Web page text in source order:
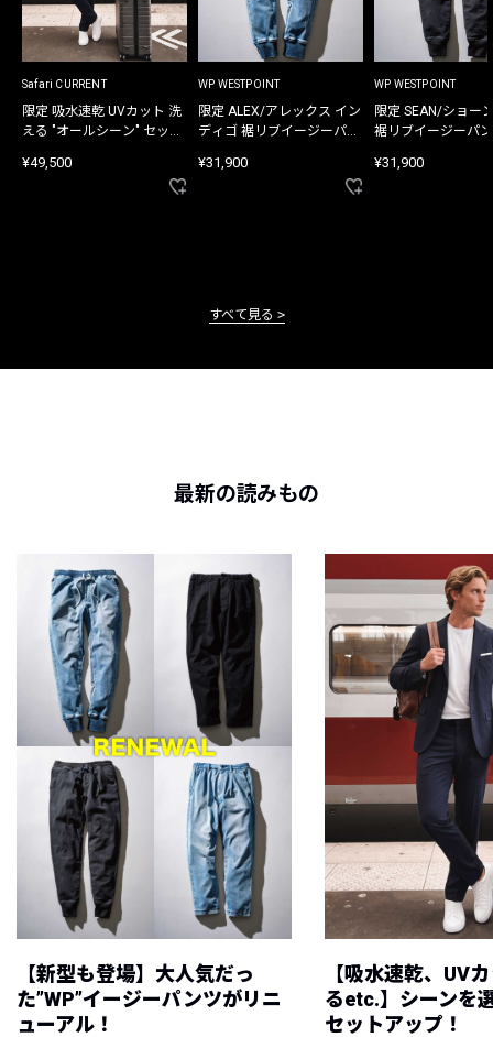
Safari CURRENT
限定 吸水速乾 UVカット 洗
える "オールシーン" セット
¥49,500
WP WESTPOINT
限定 ALEX/アレックス イン
ディゴ 裾リブイージーパン
¥31,900
WP WESTPOINT
限定 SEAN/ショー
裾リブイージーパ
¥31,900
すべて見る
最新の読みもの
【新型も登場】大人気だっ
た”WP”イージーパンツがリニ
ューアル！
【吸水速乾、UV
るetc.】シーンを
セットアップ！